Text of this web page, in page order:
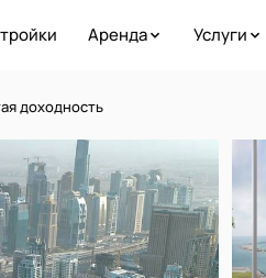
Аренда Услуги
доходность